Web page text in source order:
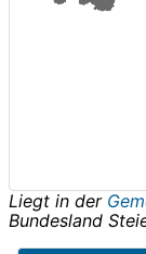
Liegt in der
Bundesland